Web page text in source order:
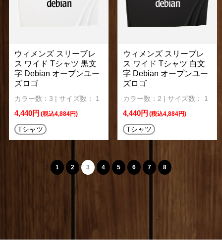
ウィメンズ スリーブレ
ス ワイド Tシャツ 黒文
字 Debian オープンユー
ズロゴ
カラー数：3 | サイズ数： 1
4,440円 (税込4,884円)
Tシャツ
ウィメンズ スリーブレ
ス ワイド Tシャツ 白文
字 Debian オープンユー
ズロゴ
カラー数：2 | サイズ数： 1
4,440円 (税込4,884円)
Tシャツ
1 2 3 4 5 6 7 8